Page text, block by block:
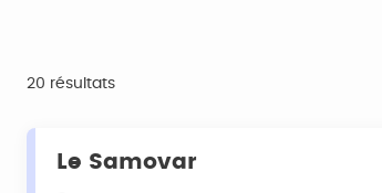
20 résultats
Le Samovar